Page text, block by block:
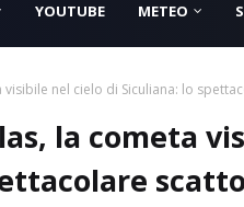
YOUTUBE METEO
visibile nel cielo di Siculiana: lo
la cometa
scatto